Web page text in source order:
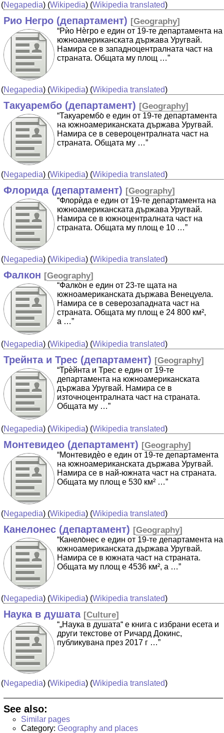
(Negapedia) (Wikipedia) (Wikipedia translated)
Рио Негро (департамент) [Geography]
“Рѝо Нѐгро е един от 19-те департамента на
южноамериканската държава Уругвай.
Намира се в западноцентралната част на
страната. Общата му площ …”
(Negapedia) (Wikipedia) (Wikipedia translated)
Такуарембо (департамент) [Geography]
“Такуарембо̀ е един от 19-те департамента
на южноамериканската държава Уругвай.
Намира се в североцентралната част на
страната. Общата му …”
(Negapedia) (Wikipedia) (Wikipedia translated)
Флорида (департамент) [Geography]
“Флорѝда е един от 19-те департамента на
южноамериканската държава Уругвай.
Намира се в южноцентралната част на
страната. Общата му площ е 10 …”
(Negapedia) (Wikipedia) (Wikipedia translated)
Фалкон [Geography]
“Фалко̀н е един от 23-те щата на
южноамериканската държава Венецуела.
Намира се в северозападната част на
страната. Общата му площ е 24 800 км²,
а …”
(Negapedia) (Wikipedia) (Wikipedia translated)
Трейнта и Трес (департамент) [Geography]
“Трѐйнта и Трес е един от 19-те
департамента на южноамериканската
държава Уругвай. Намира се в
източноцентралната част на страната.
Общата му …”
(Negapedia) (Wikipedia) (Wikipedia translated)
Монтевидео (департамент) [Geography]
“Монтевидѐо е един от 19-те департамента
на южноамериканската държава Уругвай.
Намира се в най-южната част на страната.
Общата му площ е 530 км² …”
(Negapedia) (Wikipedia) (Wikipedia translated)
Канелонес (департамент) [Geography]
“Канело̀нес е един от 19-те департамента на
южноамериканската държава Уругвай.
Намира се в южната част на страната.
Общата му площ е 4536 км², а …”
(Negapedia) (Wikipedia) (Wikipedia translated)
Наука в душата [Culture]
“„Наука в душата“ е книга с избрани есета и
други текстове от Ричард Докинс,
публикувана през 2017 г …”
(Negapedia) (Wikipedia) (Wikipedia translated)
See also:
Similar pages
Category: Geography and places